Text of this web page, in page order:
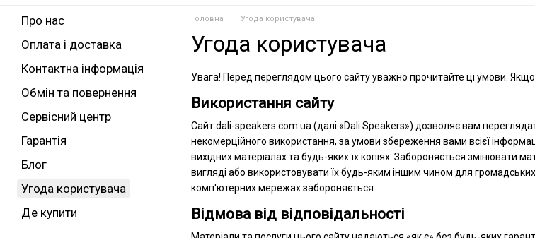
Головна Угода користувача
Угода користувача
Увага! Перед переглядом цього сайту уважно прочитайте ці умови.
Використання сайту
Сайт dali-speakers.com.ua (далі «Dali Speakers») дозволяє вам
некомерційного використання, за умови збереження вами всієї
вихідних матеріалах та будь-яких їх копіях. Забороняється
вигляді або використовувати їх будь-яким іншим чином для
комп'ютерних мережах забороняється.
Відмова від відповідальності
Про нас
Оплата і доставка
Контактна інформація
Обмін та повернення
Сервісний центр
Гарантія
Блог
Угода користувача
Де купити